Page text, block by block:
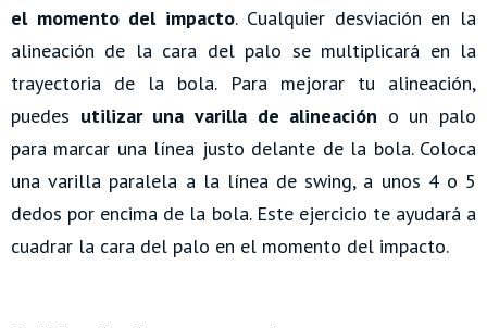
el momento del impacto. Cualquier desviación en la
alineación de la cara del palo se multiplicará en la
trayectoria de la bola. Para mejorar tu alineación,
puedes utilizar una varilla de alineación o un palo
para marcar una línea justo delante de la bola. Coloca
una varilla paralela a la línea de swing, a unos 4 o 5
dedos por encima de la bola. Este ejercicio te ayudará a
cuadrar la cara del palo en el momento del impacto.